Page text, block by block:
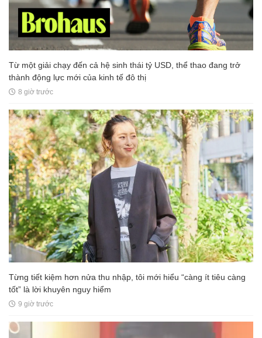
Từ một giải chạy đến cả hệ sinh thái tỷ USD, thể thao đang trở
thành động lực mới của kinh tế đô thị
8 giờ trước
Từng tiết kiệm hơn nửa thu nhập, tôi mới hiểu “càng ít tiêu càng
tốt” là lời khuyên nguy hiểm
9 giờ trước